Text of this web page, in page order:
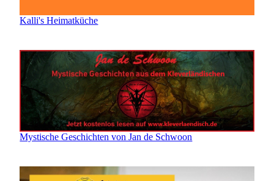
Kalli's Heimatküche
Mystische Geschichten von Jan de Schwoon